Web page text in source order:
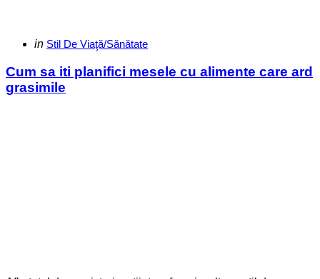
Categories
Posted
in Stil De Viaţă/Sănătate
Cum sa iti planifici mesele cu alimente care ard
grasimile